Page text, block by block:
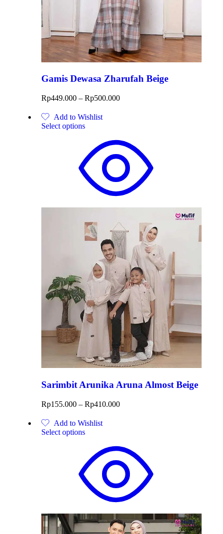
Gamis Dewasa Zharufah Beige
Rp449.000 – Rp500.000
Add to Wishlist
Select options
Sarimbit Arunika Aruna Almost Beige
Rp155.000 – Rp410.000
Add to Wishlist
Select options